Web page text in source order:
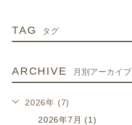
TAG タグ
ARCHIVE 月別アーカイブ
2026年 (7)
2026年7月 (1)